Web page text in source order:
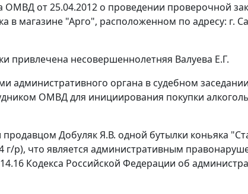
ОМВД от 25.04.2012 о проведении проверочной
магазине "Арго", расположенном по адресу: г.
привлечена несовершеннолетняя Валуева Е.Г.
административного органа в судебном
ОМВД для инициирования покупки
продавцом Добуляк Я.В. одной бутылки коньяка
г/р), что является административным
Кодекса Российской Федерации об